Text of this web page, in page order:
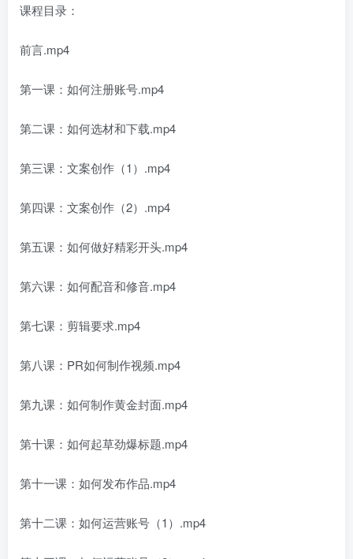
课程目录：
前言.mp4
第一课：如何注册账号.mp4
第二课：如何选材和下载.mp4
第三课：文案创作（1）.mp4
第四课：文案创作（2）.mp4
第五课：如何做好精彩开头.mp4
第六课：如何配音和修音.mp4
第七课：剪辑要求.mp4
第八课：PR如何制作视频.mp4
第九课：如何制作黄金封面.mp4
第十课：如何起草劲爆标题.mp4
第十一课：如何发布作品.mp4
第十二课：如何运营账号（1）.mp4